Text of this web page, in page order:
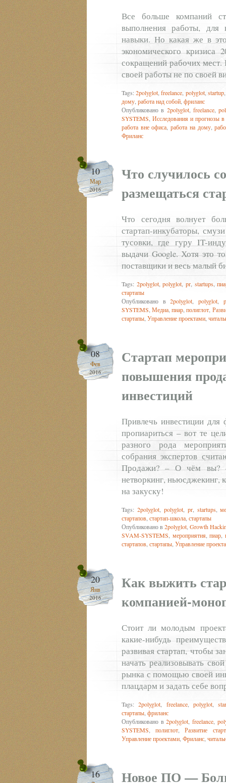
Все больше компаний
выполнения работы, для
навыки. Но какая же в
экономического кризиса
сокращений рабочих мест.
своей работы не по своей
Tags:2polyglot ,freelance polyglot, startup
дому работа над собой фриланс
Опубликовано в 2polyglot, freelance,
SYSTEMS Исследования и прогнозы
работа вне офиса ,работа на дому,
Фриланс
10
Мар
2016
Что случилось
размещаться
Что сегодня волнует
стартап-инкубаторы,
тусовки, где гуру IT-
выдачи Google. Хотя это
поставщики и весь малый
Tags: 2polyglot,polyglot,pr, startups,
стартапы
Опубликовано в2polyglot, polyglot,
SYSTEMS,Медиа,пиар,полиглот,
стартапы,Управление проектами,
08
Фев
2016
Стартап
повышения
инвестиций
Привлечь инвестиции для
пропиариться – вот те
разного рода
собрания экспертов
Продажи? – О чём вы?
нетворкинг, ньюсджекинг,
на закуску!
Tags: 2polyglot, polyglot, pr, startups,
стартапов,стартап-школа,стартапы
Опубликовано в2polyglot,Growth
SVAM-SYSTEMS, мероприятия, пиар,
стартапов,стартапы,Управление
20
Янв
2016
Как выжить
компанией-
Стоит ли молодым
какие-нибудь
развивая стартап, чтобы
начать реализовывать
рынка с помощью своей
плацдарм и задать себе
Tags:2polyglot freelance, polyglot,
стартапы фриланс
Опубликовано в2polyglot freelance,
SYSTEMS ,полиглот ,Развитие
Управление проектами Фриланс
16 Новое ПО —